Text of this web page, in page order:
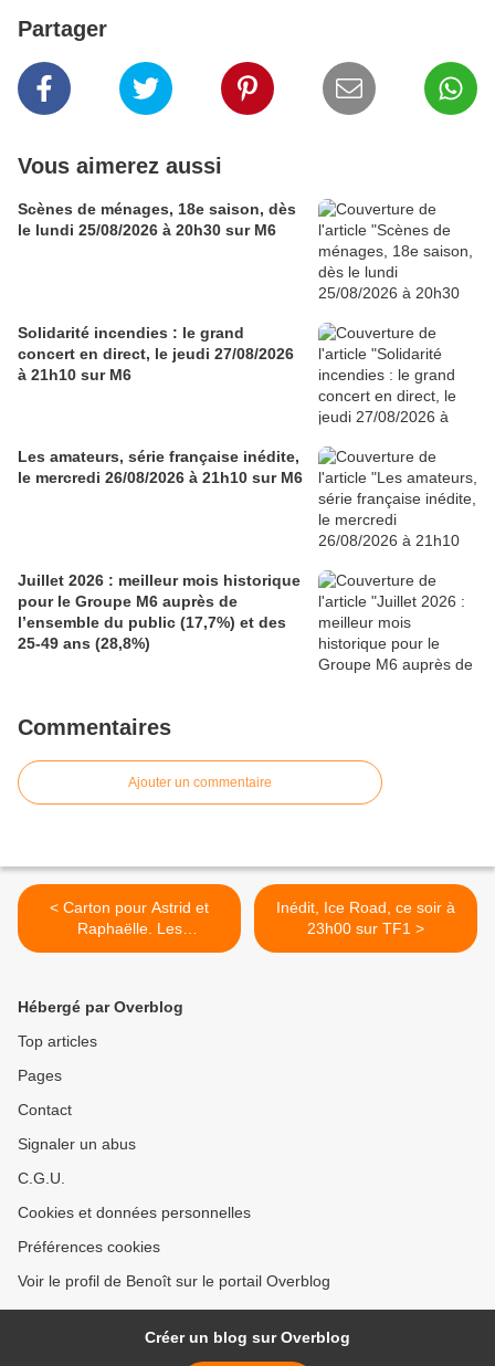
Partager
Vous aimerez aussi
Scènes de ménages, 18e saison, dès
le lundi 25/08/2026 à 20h30 sur M6
Solidarité incendies : le grand
concert en direct, le jeudi 27/08/2026
à 21h10 sur M6
Les amateurs, série française inédite,
le mercredi 26/08/2026 à 21h10 sur M6
Juillet 2026 : meilleur mois historique
pour le Groupe M6 auprès de
l’ensemble du public (17,7%) et des
25-49 ans (28,8%)
Commentaires
Ajouter un commentaire
< Carton pour Astrid et
Raphaëlle. Les
indestrutibles 2 séduisent
Téléthon. Arte, C8 et W9 en
forme, le 08/12/23
Inédit, Ice Road, ce soir à
23h00 sur TF1 >
Hébergé par Overblog
Top articles
Pages
Contact
Signaler un abus
C.G.U.
Cookies et données personnelles
Préférences cookies
Voir le profil de Benoît sur le portail Overblog
Créer un blog sur Overblog